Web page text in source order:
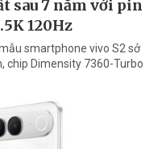
sau 7 năm với pin
120Hz
smartphone vivo S2 sở
chip Dimensity 7360-Turbo